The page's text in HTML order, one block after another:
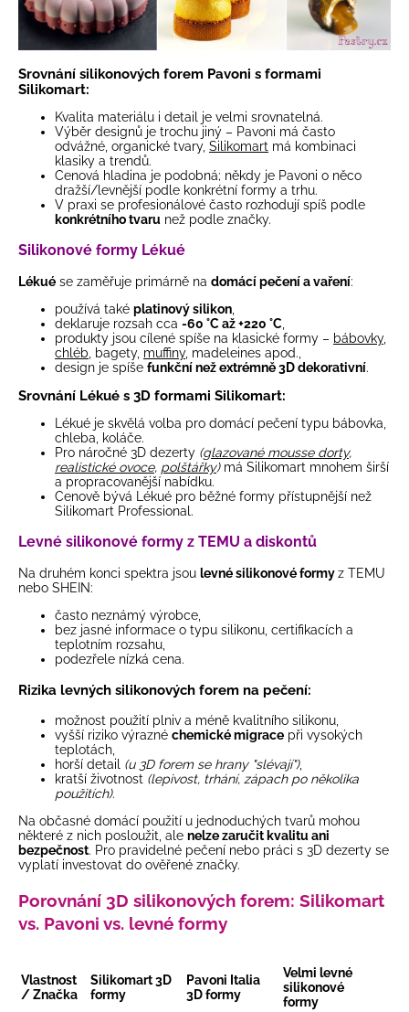
Srovnání silikonových forem Pavoni s formami
Silikomart:
Kvalita materiálu i detail je velmi srovnatelná.
Výběr designů je trochu jiný – Pavoni má často
odvážné, organické tvary, Silikomart má kombinaci
klasiky a trendů.
Cenová hladina je podobná; někdy je Pavoni o něco
dražší/levnější podle konkrétní formy a trhu.
V praxi se profesionálové často rozhodují spíš podle
konkrétního tvaru než podle značky.
Silikonové formy Lékué
Lékué se zaměřuje primárně na domácí pečení a vaření:
používá také platinový silikon
deklaruje rozsah cca -60 °C až +220 °C
produkty jsou cílené spíše na klasické formy – bábovky,
chléb , bagety, muffiny, madeleines apod.,
design je spíše funkční než extrémně 3D dekorativní.
Srovnání Lékué s 3D formami Silikomart:
Lékué je skvělá volba pro domácí pečení typu bábovka,
chleba, koláče.
Pro náročné 3D dezerty (glazované mousse dorty,
realistické ovoce, polštářky)má Silikomart mnohem širší
a propracovanější nabídku.
Cenově bývá Lékué pro běžné formy přístupnější než
Silikomart Professional.
Levné silikonové formy z TEMU a diskontů
Na druhém konci spektra jsou levné silikonové formyz TEMU
nebo SHEIN:
často neznámý výrobce,
bez jasné informace o typu silikonu, certifikacích a
teplotním rozsahu,
podezřele nízká cena.
Rizika levných silikonových forem na pečení:
možnost použití plniv a méně kvalitního silikonu,
vyšší riziko výrazné chemické migrace při vysokých
teplotách,
horší detail (u 3D forem se hrany "slévají"),
kratší životnost (lepivost, trhání, zápach po několika
použitích).
Na občasné domácí použití u jednoduchých tvarů mohou
některé z nich posloužit, ale nelze zaručit kvalitu ani
bezpečnost. Pro pravidelné pečení nebo práci s 3D dezerty se
vyplatí investovat do ověřené značky.
Porovnání 3D silikonových forem: Silikomart
vs. Pavoni vs. levné formy
Vlastnost
/ Značka
Silikomart 3D
formy
Pavoni Italia
3D formy
Velmi levné
silikonové
formy